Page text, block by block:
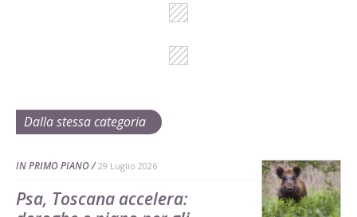
Dalla stessa categoria
IN PRIMO PIANO 29 Luglio 2026
Psa, Toscana accelera: